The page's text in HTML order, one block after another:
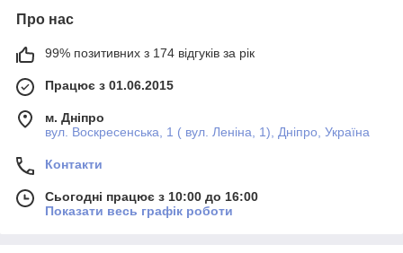
Про нас
99% позитивних з 174 відгуків за рік
Працює з 01.06.2015
м. Дніпро
вул. Воскресенська, 1 ( вул. Леніна, 1), Дніпро, Україна
Контакти
Сьогодні працює з 10:00 до 16:00
Показати весь графік роботи